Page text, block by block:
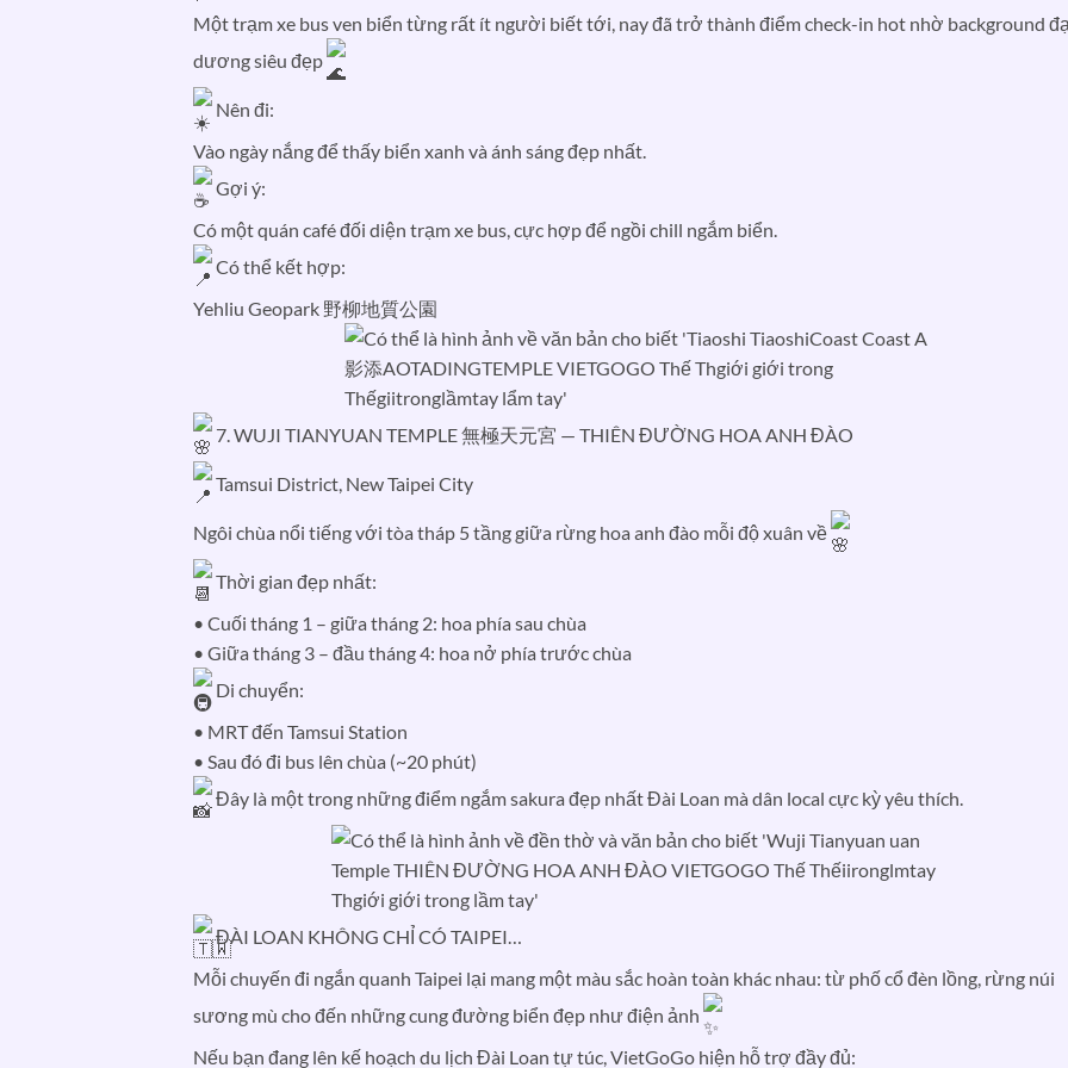
Một trạm xe bus ven biển từng rất ít người biết tới, nay đã trở thành điểm check-in hot nhờ background
dương siêu đẹp
Nên đi:
Vào ngày nắng để thấy biển xanh và ánh sáng đẹp nhất.
Gợi ý:
Có một quán café đối diện trạm xe bus, cực hợp để ngồi chill ngắm biển.
Có thể kết hợp:
Yehliu Geopark 野柳地質公園
7. WUJI TIANYUAN TEMPLE 無極天元宮 — THIÊN ĐƯỜNG HOA ANH ĐÀO
Tamsui District, New Taipei City
Ngôi chùa nổi tiếng với tòa tháp 5 tầng giữa rừng hoa anh đào mỗi độ xuân về
Thời gian đẹp nhất:
• Cuối tháng 1 – giữa tháng 2: hoa phía sau chùa
• Giữa tháng 3 – đầu tháng 4: hoa nở phía trước chùa
Di chuyển:
• MRT đến Tamsui Station
• Sau đó đi bus lên chùa (~20 phút)
Đây là một trong những điểm ngắm sakura đẹp nhất Đài Loan mà dân local cực kỳ yêu thích.
ĐÀI LOAN KHÔNG CHỈ CÓ TAIPEI…
Mỗi chuyến đi ngắn quanh Taipei lại mang một màu sắc hoàn toàn khác nhau: từ phố cổ đèn lồng, rừng núi
sương mù cho đến những cung đường biển đẹp như điện ảnh
Nếu bạn đang lên kế hoạch du lịch Đài Loan tự túc, VietGoGo hiện hỗ trợ đầy đủ: